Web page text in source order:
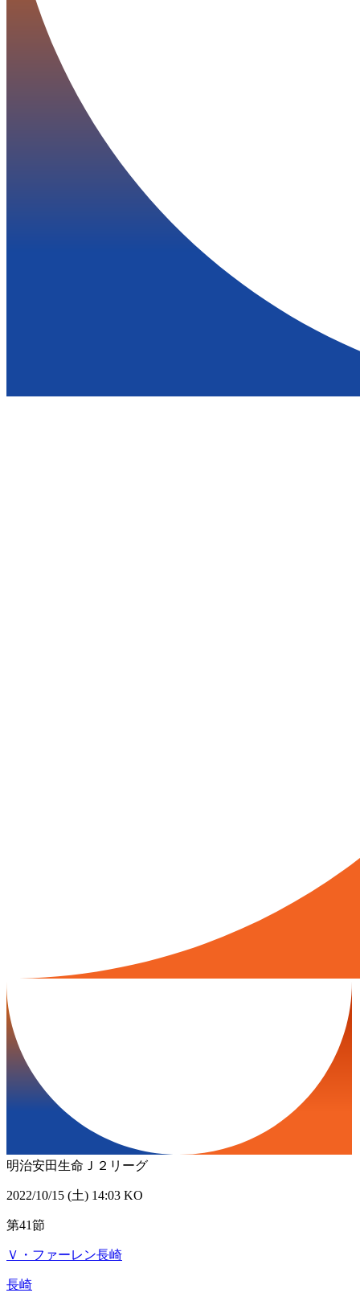
明治安田生命Ｊ２リーグ
2022/10/15 (土) 14:03 KO
第41節
Ｖ・ファーレン長崎
長崎